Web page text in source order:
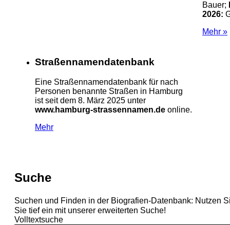
Bauer;
2026:
Mehr »
Straßennamendatenbank
Eine Straßennamendatenbank für nach
Personen benannte Straßen in Hamburg
ist seit dem 8. März 2025 unter
www.hamburg-strassennamen.de online.
Mehr
Suche
Suchen und Finden in der Biografien-Datenbank: Nutzen
Sie tief ein mit unserer erweiterten Suche!
Volltextsuche